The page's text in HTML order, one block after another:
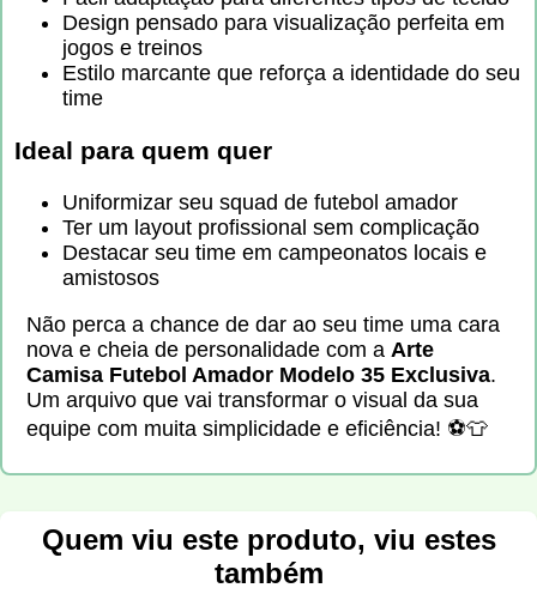
Design pensado para visualização perfeita em
jogos e treinos
Estilo marcante que reforça a identidade do seu
time
Ideal para quem quer
Uniformizar seu squad de futebol amador
Ter um layout profissional sem complicação
Destacar seu time em campeonatos locais e
amistosos
Não perca a chance de dar ao seu time uma cara
nova e cheia de personalidade com a Arte
Camisa Futebol Amador Modelo 35 Exclusiva.
Um arquivo que vai transformar o visual da sua
equipe com muita simplicidade e eficiência! ⚽👕
Quem viu este produto, viu estes
também